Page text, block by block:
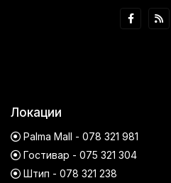
Локации
Palma Mall - 078 321 981
Гостивар - 075 321 304
Штип - 078 321 238